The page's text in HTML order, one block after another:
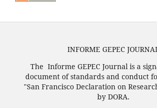
INFORME GEPEC
The Informe GEPEC Journal is a
document of standards and conduct
"San Francisco Declaration on
by DORA.